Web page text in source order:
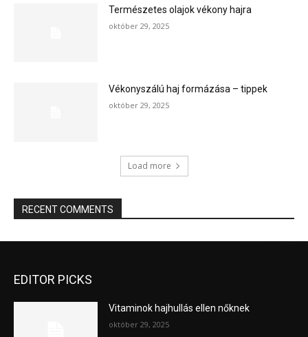
Természetes olajok vékony hajra
október 29, 2025
Vékonyszálú haj formázása – tippek
október 29, 2025
Load more
RECENT COMMENTS
EDITOR PICKS
Vitaminok hajhullás ellen nőknek
október 29, 2025